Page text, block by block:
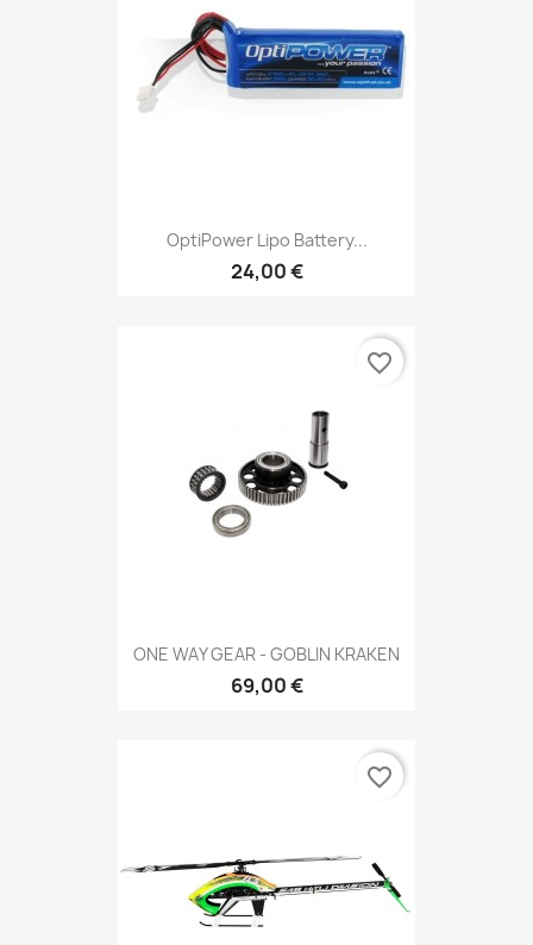
OptiPower Lipo Battery...
24,00 €
ONE WAY GEAR - GOBLIN KRAKEN
69,00 €
favorite_border
favorite_border